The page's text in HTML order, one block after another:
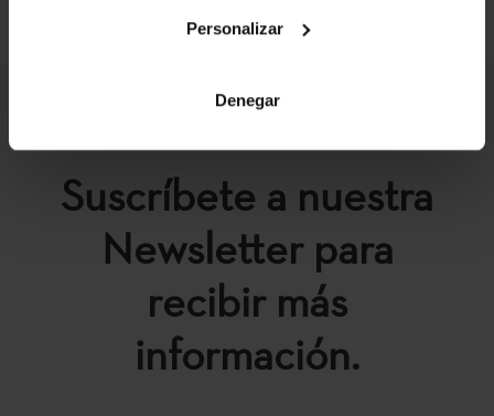
Personalizar
Denegar
Suscríbete a nuestra
Newsletter para
recibir más
información.